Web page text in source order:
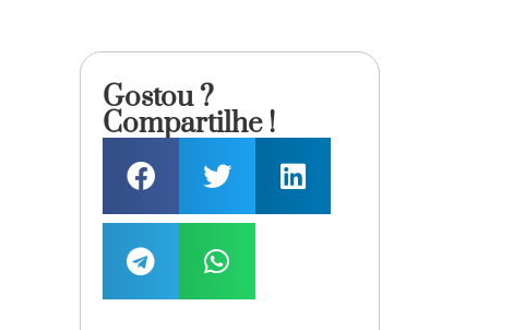
Gostou ?
Compartilhe !